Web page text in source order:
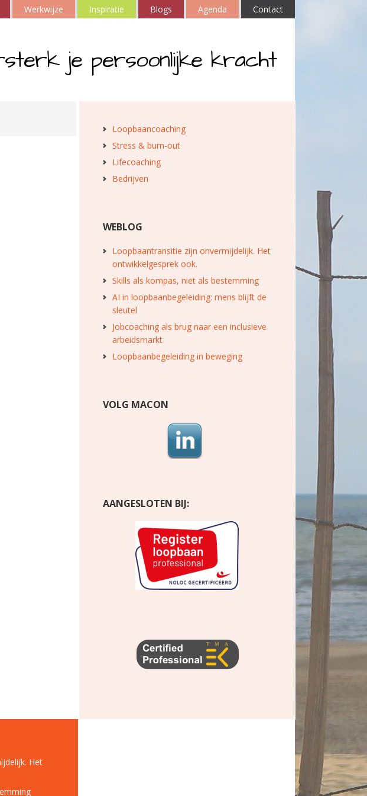
Werkwijze Inspiratie Blogs Agenda Contact
je persoonlijke kracht
Loopbaancoaching
Stress & burn-out
Lifecoaching
Bedrijven
WEBLOG
Loopbaantransitie zijn onvermijdelijk. Het
ontwikkelgesprek ook.
Skills als kompas, niet als bestemming
AI in loopbaanbegeleiding: mens blijft de
sleutel
Jobcoaching als brug naar een inclusieve
arbeidsmarkt
Loopbaanbegeleiding in beweging
VOLG MACON
AANGESLOTEN BIJ:
Het